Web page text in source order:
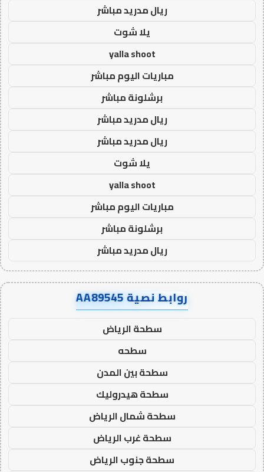
ريال مدريد مباشر
يلا شوت
yalla shoot
مباريات اليوم مباشر
برشلونة مباشر
ريال مدريد مباشر
ريال مدريد مباشر
يلا شوت
yalla shoot
مباريات اليوم مباشر
برشلونة مباشر
ريال مدريد مباشر
روابط نصية AA89545
سطحة الرياض
سطحه
سطحة بين المدن
سطحة هيدروليك
سطحة شمال الرياض
سطحة غرب الرياض
سطحة جنوب الرياض